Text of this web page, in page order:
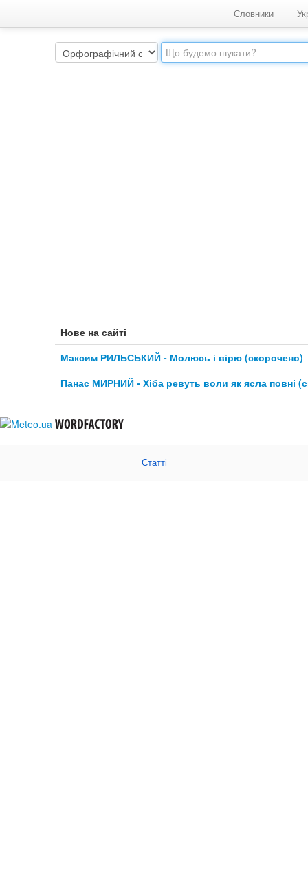
Словники
Нове на сайті
Максим РИЛЬСЬКИЙ - Молюсь і вірю (скорочено)
Панас МИРНИЙ - Хіба ревуть воли як ясла повні
Статті